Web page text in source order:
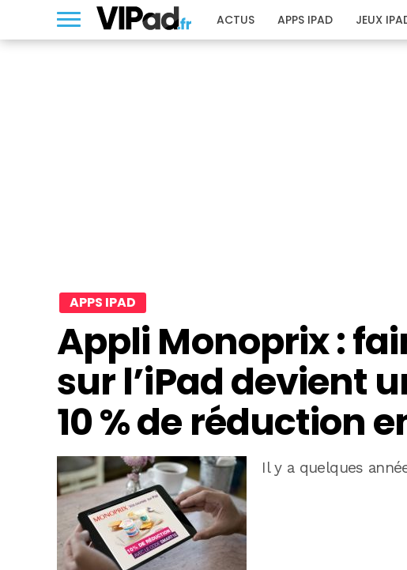
ACTUS APPS IPAD JEUX
APPS IPAD
Appli Monoprix :
sur l’iPad devient
10 % de réduction
Il y a quelques